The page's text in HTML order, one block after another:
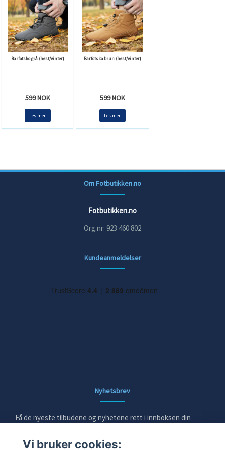
Barfotsko grå (høst/vinter)
599 NOK
Les mer
Barfotsko brun (høst/vinter)
599 NOK
Les mer
Om Fotbutikken.no
Fotbutikken.no
Org.nr: 923 460 802
Kundeanmeldelser
Nyhetsbrev
Få de nyeste tilbudene og nyhetene rett i innboksen din
E-post
Vi bruker cookies: